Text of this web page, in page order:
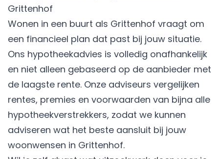
Grittenhof
Wonen in een buurt als Grittenhof vraagt om
een financieel plan dat past bij jouw situatie.
Ons hypotheekadvies is volledig onafhankelijk
en niet alleen gebaseerd op de aanbieder met
de laagste rente. Onze adviseurs vergelijken
rentes, premies en voorwaarden van bijna alle
hypotheekverstrekkers, zodat we kunnen
adviseren wat het beste aansluit bij jouw
woonwensen in Grittenhof.